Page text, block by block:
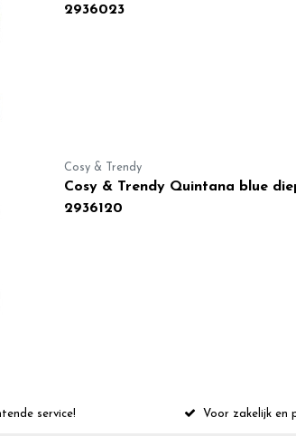
2936023
Cosy & Trendy
Cosy & Trendy Quintana blue
2936120
service! Voor zakelijk en